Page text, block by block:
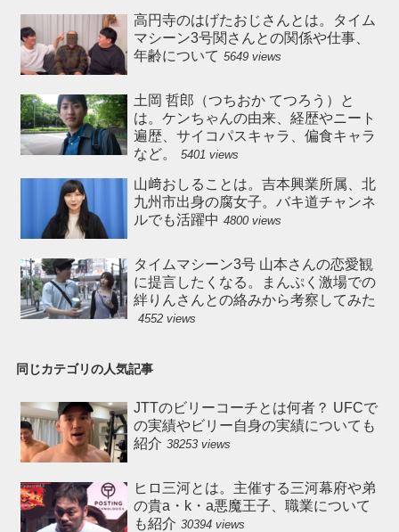
高円寺のはげたおじさんとは。タイム
マシーン3号関さんとの関係や仕事、
年齢について 5649 views
土岡 哲郎（つちおか てつろう）と
は。ケンちゃんの由来、経歴やニート
遍歴、サイコパスキャラ、偏食キャラ
など。
5401 views
山﨑おしることは。吉本興業所属、北
九州市出身の腐女子。バキ道チャンネ
ルでも活躍中 4800 views
タイムマシーン3号 山本さんの恋愛観
に提言したくなる。まんぷく激場での
絆りんさんとの絡みから考察してみた
4552 views
同じカテゴリの人気記事
JTTのビリーコーチとは何者？ UFCで
の実績やビリー自身の実績についても
紹介 38253 views
ヒロ三河とは。主催する三河幕府や弟
の貴a・k・a悪魔王子、職業について
も紹介 30394 views